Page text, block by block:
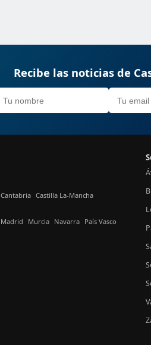
Recibe las noticias de
Cantabria Castilla La-Mancha
Madrid Murcia Navarra País Vasco